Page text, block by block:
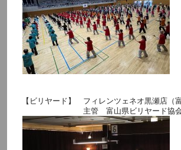
【ビリヤード】 フィレンツェネオ黒瀬店（富
主管 富山県ビリヤード協